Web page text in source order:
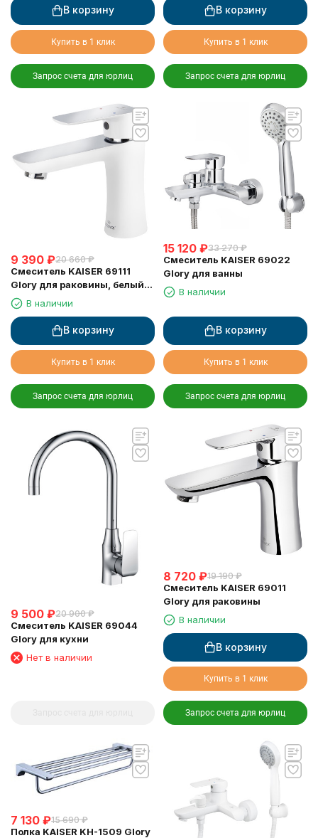
В корзину
Купить в 1 клик
Запрос счета для юрлиц
В корзину
Купить в 1 клик
Запрос счета для юрлиц
9 390 ₽20 660 ₽
Смеситель KAISER 69111
Glory для раковины, белый/
хромВ наличии
В корзину
Купить в 1 клик
Запрос счета для юрлиц
15 120 ₽33 270 ₽
Смеситель KAISER 69022
Glory для ванны
В наличии
В корзину
Купить в 1 клик
Запрос счета для юрлиц
9 500 ₽20 900 ₽
Смеситель KAISER 69044
Glory для кухни
Нет в наличии
8 720 ₽19 190 ₽
Смеситель KAISER 69011
Glory для раковины
В наличии
В корзину
Купить в 1 клик
Запрос счета для юрлиц
7 130 ₽15 690 ₽
Полка KAISER KH-1509 Glory